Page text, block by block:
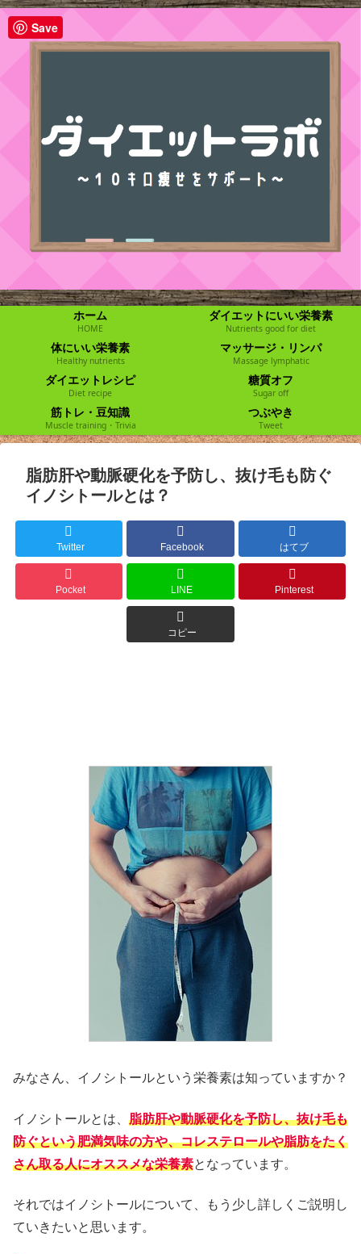
ホーム
HOME
ダイエットにいい栄養素
Nutrients good for diet
体にいい栄養素
Healthy nutrients
マッサージ・リンパ
Massage lymphatic
ダイエットレシピ
Diet recipe
糖質オフ
Sugar off
筋トレ・豆知識
Muscle training・Trivia
つぶやき
Tweet
脂肪肝や動脈硬化を予防し、抜け毛も防ぐ
イノシトールとは？
Twitter Facebook はてブ
Pocket LINE Pinterest
コピー
みなさん、イノシトールという栄養素は知っていますか？
イノシトールとは、 脂肪肝や動脈硬化を予防し、抜け毛も
防ぐという肥満気味の方や、コレステロールや脂肪をたく
さん取る人にオススメな栄養素となっています。
それではイノシトールについて、もう少し詳しくご説明し
ていきたいと思います。
Save